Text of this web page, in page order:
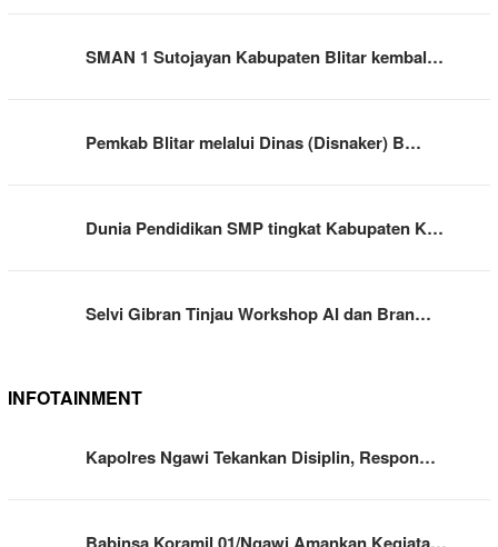
SMAN 1 Sutojayan Kabupaten Blitar kembal…
Pemkab Blitar melalui Dinas (Disnaker) B…
Dunia Pendidikan SMP tingkat Kabupaten K…
Selvi Gibran Tinjau Workshop AI dan Bran…
INFOTAINMENT
Kapolres Ngawi Tekankan Disiplin, Respon…